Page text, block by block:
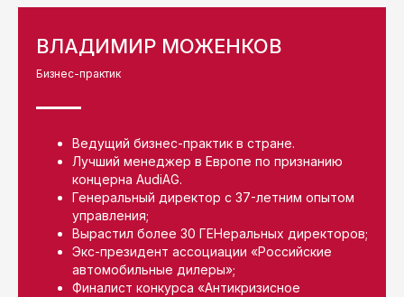
ВЛАДИМИР МОЖЕНКОВ
Бизнес-практик
Ведущий бизнес-практик в стране.
Лучший менеджер в Европе по признанию
концерна AudiAG.
Генеральный директор с 37-летним опытом
управления;
Вырастил более 30 ГЕНеральных директоров;
Экс-президент ассоциации «Российские
автомобильные дилеры»;
Финалист конкурса «Антикризисное